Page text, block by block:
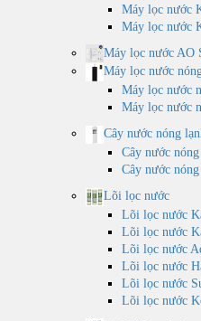
Máy lọc nước
Máy lọc nước
Máy lọc nước AO
Máy lọc nước
Máy lọc nước
Máy lọc nước
Cây nước nóng
Cây nước
Cây nước
Lõi lọc nước
Lõi lọc nước
Lõi lọc nước
Lõi lọc nước
Lõi lọc nước
Lõi lọc nước
Lõi lọc nước